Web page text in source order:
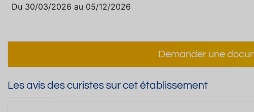
Du 30/03/2026 au 05/12/2026
Demander une
Les avis des curistes sur cet établissement